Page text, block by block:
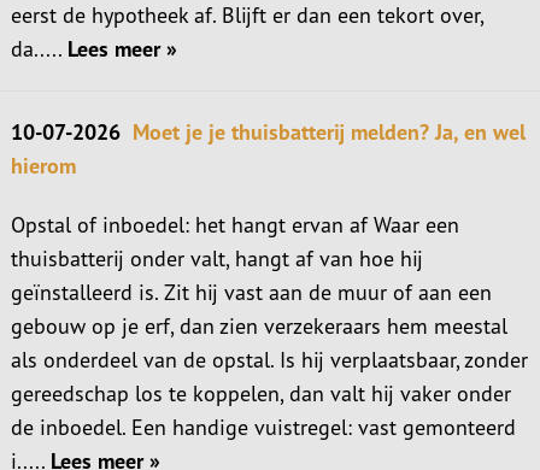
eerst de hypotheek af. Blijft er dan een tekort over,
da..... Lees meer »
10-07-2026 Moet je je thuisbatterij melden? Ja, en wel
hierom
Opstal of inboedel: het hangt ervan af Waar een
thuisbatterij onder valt, hangt af van hoe hij
geïnstalleerd is. Zit hij vast aan de muur of aan een
gebouw op je erf, dan zien verzekeraars hem meestal
als onderdeel van de opstal. Is hij verplaatsbaar, zonder
gereedschap los te koppelen, dan valt hij vaker onder
de inboedel. Een handige vuistregel: vast gemonteerd
i..... Lees meer »